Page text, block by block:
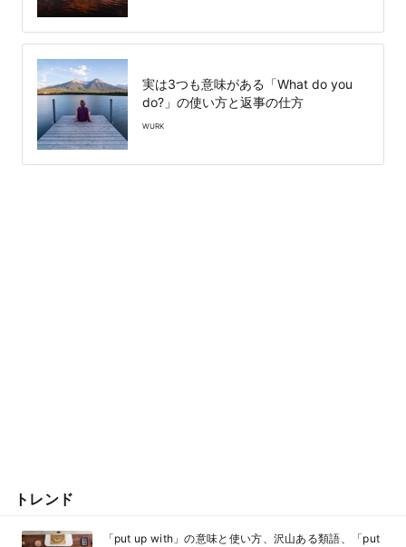
実は3つも意味がある「What do you
do?」の使い方と返事の仕方
WURK
トレンド
「put up with」の意味と使い方、沢山ある類語、「put